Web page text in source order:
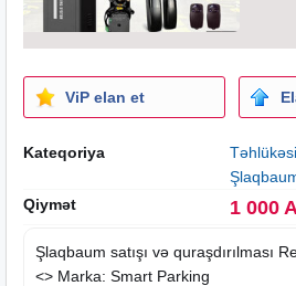
ViP elan et
Kateqoriya
Qiymət
1 000
Şlaqbaum satışı və quraşdırılması
<> Marka: Smart Parking